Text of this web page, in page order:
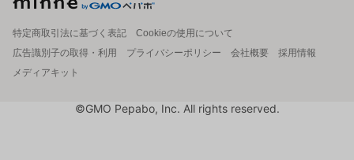
特定商取引法に基づく表記
Cookieの使用について
広告識別子の取得・利用
プライバシーポリシー 会社概要
採用情報
メディアキット
©GMO Pepabo, Inc. All rights reserved.